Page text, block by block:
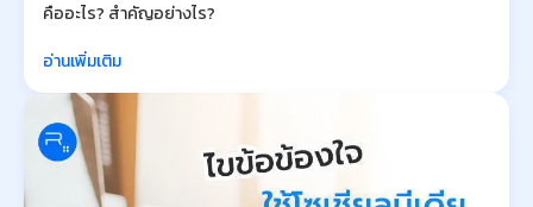
คืออะไร? สำคัญอย่างไร?
อ่านเพิ่มเติม